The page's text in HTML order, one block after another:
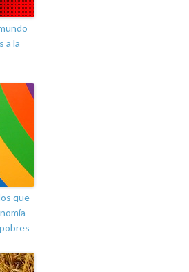
a la
que